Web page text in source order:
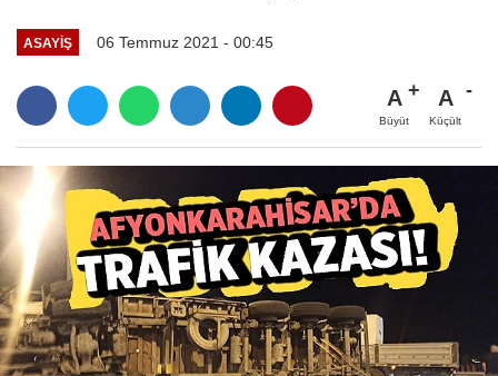
ASAYIŞ 06 Temmuz 2021 - 00:45
A
Büyüt
A
Küçült